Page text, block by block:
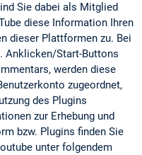
Sie dabei als Mitglied
diese Information Ihren
dieser Plattformen zu. Bei
Anklicken/Start-Buttons
werden diese
zugeordnet,
des Plugins
zur Erhebung und
bzw. Plugins finden Sie
unter folgendem